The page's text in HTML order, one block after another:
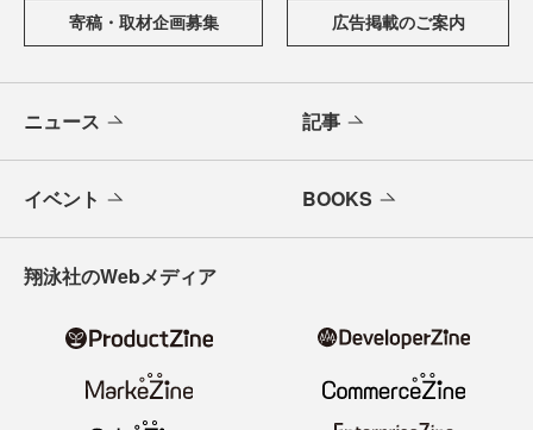
寄稿・取材企画募集 広告掲載のご案内
ニュース 記事
イベント BOOKS
翔泳社のWebメディア